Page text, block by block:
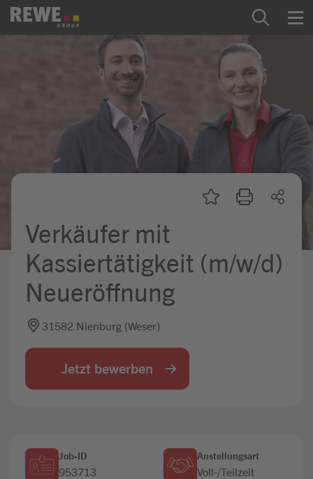
Zum Inhalt springen
Startseite
REWE Group als Arbeitgeber
Ausbildung & Studium
Praktikum & Werkstudium
Mein Kandidat:innenprofil
Jobbörse
Verkäufer mit
Kassiertätigkeit (m/w/d)
Neueröffnung
31582 Nienburg (Weser)
Jetzt bewerben
Job-ID
953713
Anstellungsart
Voll-/Teilzeit